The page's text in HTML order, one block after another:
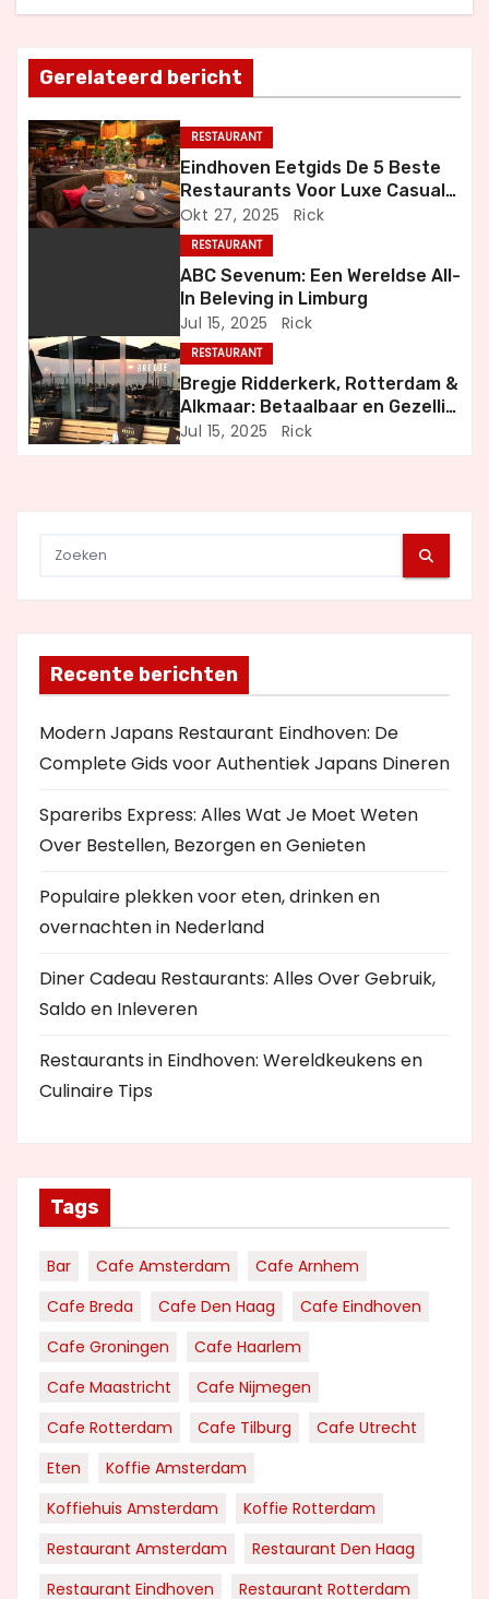
h
t
n
a
v
a
t
i
Gerelateerd bericht
RESTAURANT
Eindhoven Eetgids De 5 Beste
Restaurants Voor Luxe Casual
en Bijzondere Momenten
Okt 27, 2025 Rick
RESTAURANT
ABC Sevenum: Een Wereldse All-
In Beleving in Limburg
Jul 15, 2025 Rick
RESTAURANT
Bregje Ridderkerk, Rotterdam &
Alkmaar: Betaalbaar en Gezellig
Uit Eten
Jul 15, 2025 Rick
Recente berichten
Modern Japans Restaurant Eindhoven: De
Complete Gids voor Authentiek Japans Dineren
Spareribs Express: Alles Wat Je Moet Weten
Over Bestellen, Bezorgen en Genieten
Populaire plekken voor eten, drinken en
overnachten in Nederland
Diner Cadeau Restaurants: Alles Over Gebruik,
Saldo en Inleveren
Restaurants in Eindhoven: Wereldkeukens en
Culinaire Tips
Tags
Bar Cafe Amsterdam
Cafe Arnhem
Cafe Breda
Cafe Den Haag
Cafe Eindhoven
Cafe Groningen
Cafe Haarlem
Cafe Maastricht
Cafe Nijmegen
Cafe Rotterdam
Cafe Tilburg
Cafe Utrecht
Eten
Koffie Amsterdam
Koffiehuis Amsterdam
Koffie Rotterdam
Restaurant Amsterdam
Restaurant Den Haag
Restaurant Eindhoven
Restaurant Rotterdam